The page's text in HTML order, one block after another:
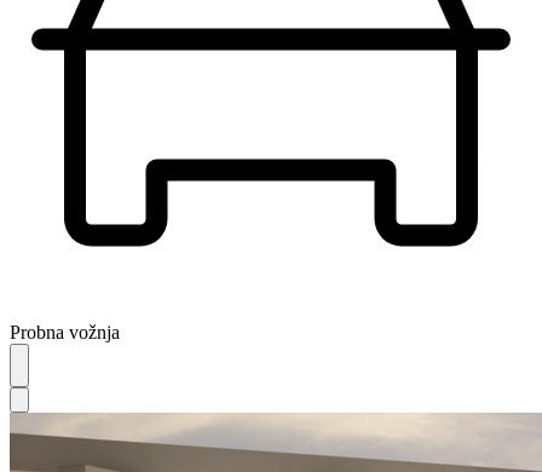
Probna vožnja